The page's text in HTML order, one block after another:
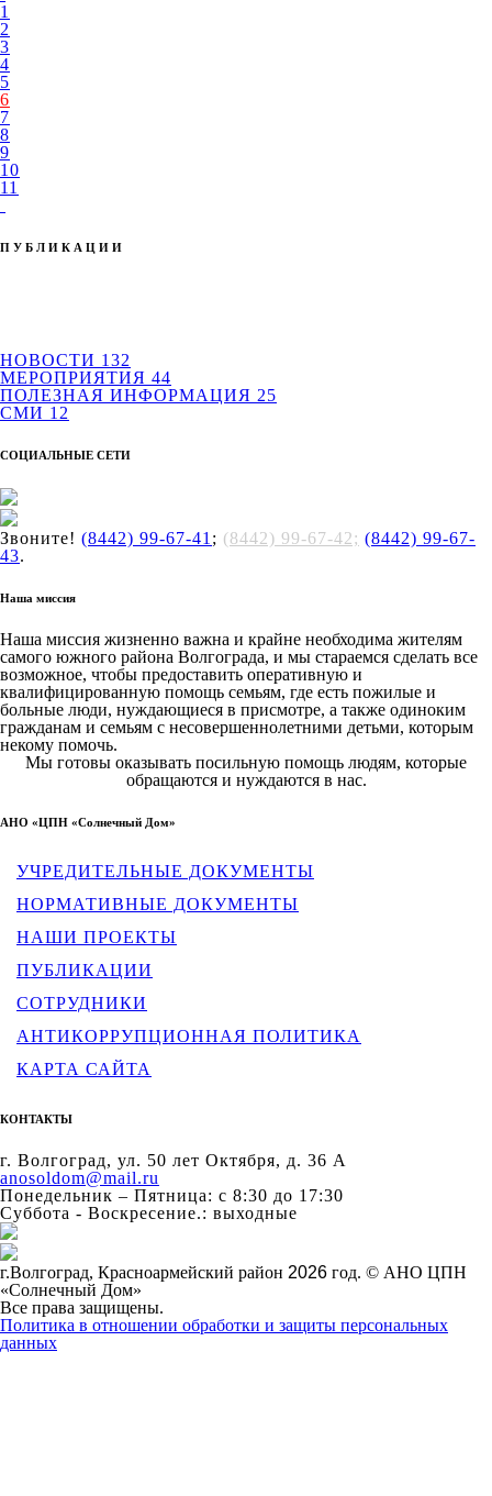
1
2
3
4
5
6
7
8
9
10
11
ПУБЛИКАЦИИ
НОВОСТИ 132
МЕРОПРИЯТИЯ 44
ПОЛЕЗНАЯ ИНФОРМАЦИЯ 25
СМИ 12
СОЦИАЛЬНЫЕ СЕТИ
Звоните! (8442) 99-67-41 ; (8442) 99-67-42; (8442) 99-67-
43.
Наша миссия
Наша миссия жизненно важна и крайне необходима жителям
самого южного района Волгограда, и мы стараемся сделать все
возможное, чтобы предоставить оперативную и
квалифицированную помощь семьям, где есть пожилые и
больные люди, нуждающиеся в присмотре, а также одиноким
гражданам и семьям с несовершеннолетними детьми, которым
некому помочь.
Мы готовы оказывать посильную помощь людям, которые
обращаются и нуждаются в нас.
АНО «ЦПН «Солнечный Дом»
УЧРЕДИТЕЛЬНЫЕ ДОКУМЕНТЫ
НОРМАТИВНЫЕ ДОКУМЕНТЫ
НАШИ ПРОЕКТЫ
ПУБЛИКАЦИИ
СОТРУДНИКИ
АНТИКОРРУПЦИОННАЯ ПОЛИТИКА
КАРТА САЙТА
КОНТАКТЫ
г. Волгоград, ул. 50 лет Октября, д. 36 А
anosoldom@mail.ru
Понедельник – Пятница: с 8:30 до 17:30
Суббота - Воскресение.: выходные
г.Волгоград, Красноармейский район 2026 год. © АНО ЦПН
«Солнечный Дом»
Все права защищены.
Политика в отношении обработки и защиты персональных
данных